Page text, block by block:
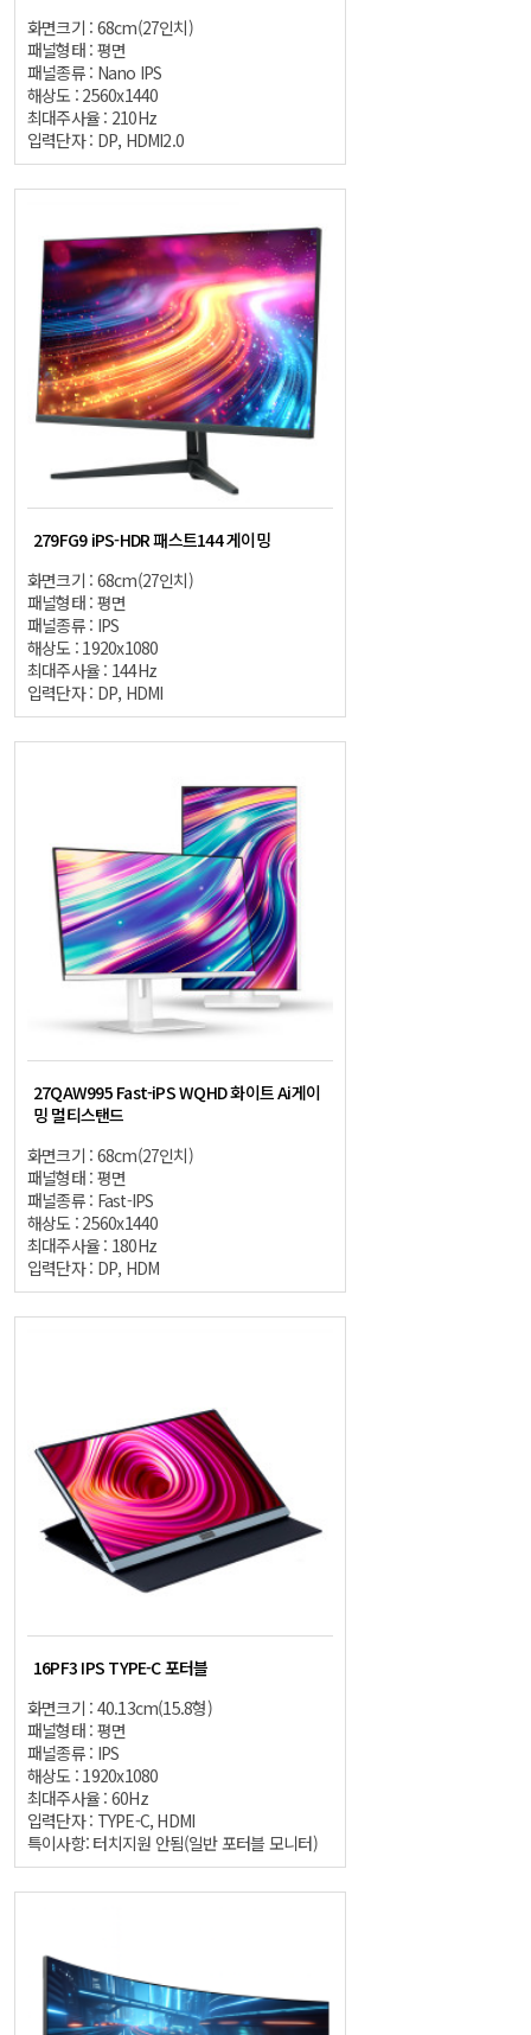
화면크기 : 68cm(27인치)
패널형태 : 평면
패널종류 : Nano IPS
해상도 : 2560x1440
최대주사율 : 210Hz
입력단자 : DP, HDMI2.0
279FG9 iPS-HDR 패스트144 게이밍
화면크기 : 68cm(27인치)
패널형태 : 평면
패널종류 : IPS
해상도 : 1920x1080
최대주사율 : 144Hz
입력단자 : DP, HDMI
27QAW995 Fast-iPS WQHD 화이트 Ai게이
밍 멀티스탠드
화면크기 : 68cm(27인치)
패널형태 : 평면
패널종류 : Fast-IPS
해상도 : 2560x1440
최대주사율 : 180Hz
입력단자 : DP, HDM
16PF3 IPS TYPE-C 포터블
화면크기 : 40.13cm(15.8형)
패널형태 : 평면
패널종류 : IPS
해상도 : 1920x1080
최대주사율 : 60Hz
입력단자 : TYPE-C, HDMI
특이사항: 터치지원 안됨(일반 포터블 모니터)